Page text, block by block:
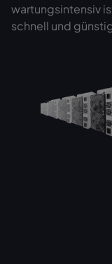
wartungsintensiv
schnell und